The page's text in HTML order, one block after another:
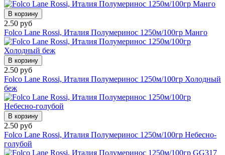
В корзину
2.50 руб
Folco Lane Rossi, Италия Полумеринос 1250м/100гр Манго
В корзину
2.50 руб
Folco Lane Rossi, Италия Полумеринос 1250м/100гр Холодный
беж
В корзину
2.50 руб
Folco Lane Rossi, Италия Полумеринос 1250м/100гр Небесно-
голубой